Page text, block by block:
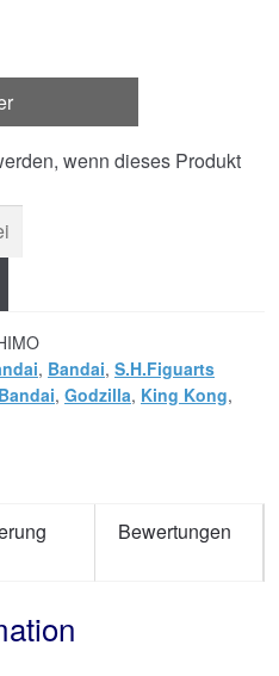
wenn dieses Produkt
, Bandai, S.H.Figuarts
Bandai, Godzilla, King Kong,
Bewertungen